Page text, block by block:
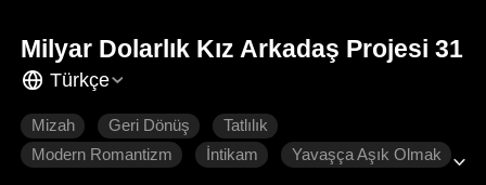
Milyar Dolarlık Kız Arkadaş Projesi 31
Türkçe
Mizah Geri Dönüş
Tatlılık
Modern Romantizm
İntikam Yavaşça Aşık Olmak